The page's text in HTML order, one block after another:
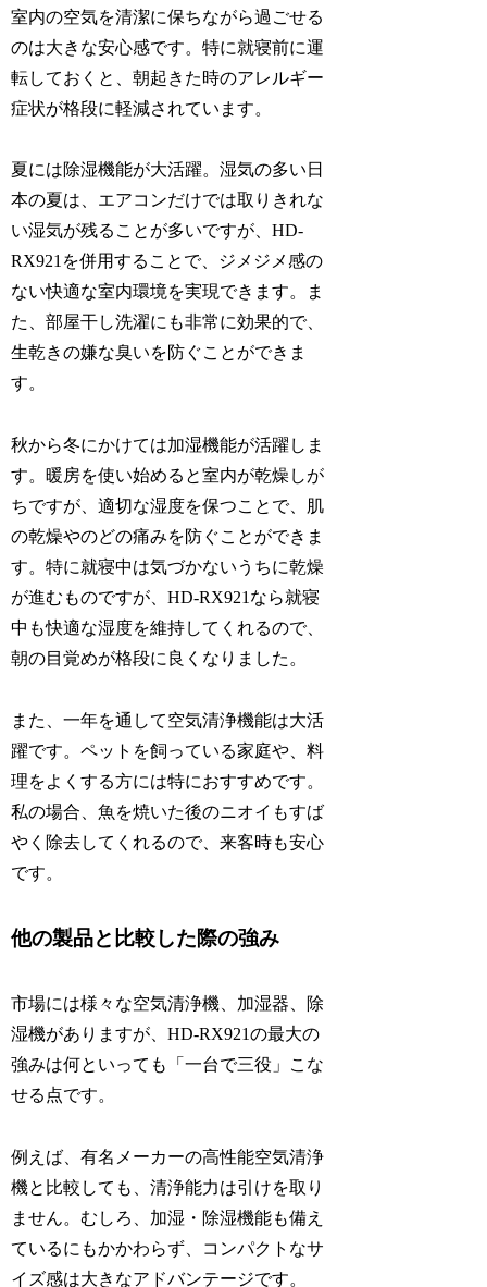
室内の空気を清潔に保ちながら過ごせる
のは大きな安心感です。特に就寝前に運
転しておくと、朝起きた時のアレルギー
症状が格段に軽減されています。
夏には除湿機能が大活躍。湿気の多い日
本の夏は、エアコンだけでは取りきれな
い湿気が残ることが多いですが、HD-
RX921を併用することで、ジメジメ感の
ない快適な室内環境を実現できます。ま
た、部屋干し洗濯にも非常に効果的で、
生乾きの嫌な臭いを防ぐことができま
す。
秋から冬にかけては加湿機能が活躍しま
す。暖房を使い始めると室内が乾燥しが
ちですが、適切な湿度を保つことで、肌
の乾燥やのどの痛みを防ぐことができま
す。特に就寝中は気づかないうちに乾燥
が進むものですが、HD-RX921なら就寝
中も快適な湿度を維持してくれるので、
朝の目覚めが格段に良くなりました。
また、一年を通して空気清浄機能は大活
躍です。ペットを飼っている家庭や、料
理をよくする方には特におすすめです。
私の場合、魚を焼いた後のニオイもすば
やく除去してくれるので、来客時も安心
です。
他の製品と比較した際の強み
市場には様々な空気清浄機、加湿器、除
湿機がありますが、HD-RX921の最大の
強みは何といっても「一台で三役」こな
せる点です。
例えば、有名メーカーの高性能空気清浄
機と比較しても、清浄能力は引けを取り
ません。むしろ、加湿・除湿機能も備え
ているにもかかわらず、コンパクトなサ
イズ感は大きなアドバンテージです。